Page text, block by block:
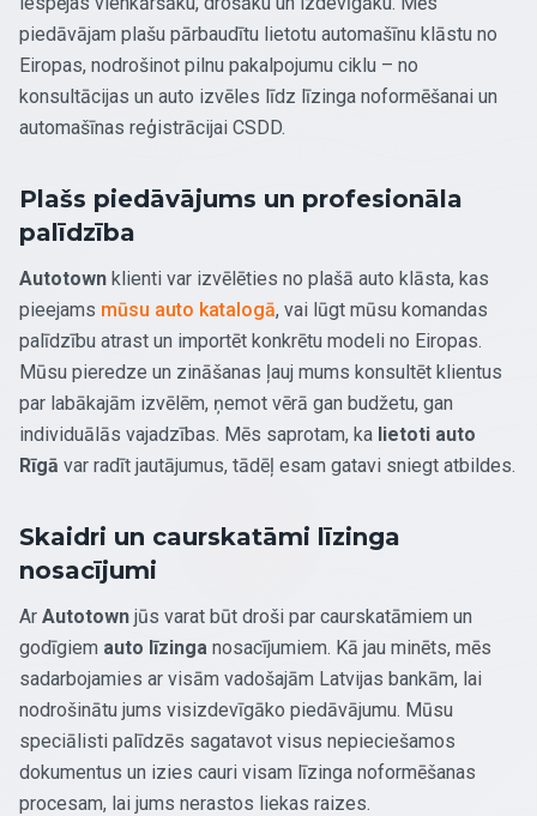
piedāvājam plašu pārbaudītu lietotu automašīnu klāstu no
Eiropas, nodrošinot pilnu pakalpojumu ciklu – no
konsultācijas un auto izvēles līdz līzinga noformēšanai un
automašīnas reģistrācijai CSDD.
Plašs piedāvājums un profesionāla
palīdzība
Autotown klienti var izvēlēties no plašā auto klāsta, kas
pieejams mūsu auto katalogā, vai lūgt mūsu komandas
palīdzību atrast un importēt konkrētu modeli no Eiropas.
Mūsu pieredze un zināšanas ļauj mums konsultēt klientus
par labākajām izvēlēm, ņemot vērā gan budžetu, gan
individuālās vajadzības. Mēs saprotam, ka lietoti auto
Rīgā var radīt jautājumus, tādēļ esam gatavi sniegt atbildes.
Skaidri un caurskatāmi līzinga
nosacījumi
Ar Autotown jūs varat būt droši par caurskatāmiem un
godīgiem auto līzinga nosacījumiem. Kā jau minēts, mēs
sadarbojamies ar visām vadošajām Latvijas bankām, lai
nodrošinātu jums visizdevīgāko piedāvājumu. Mūsu
speciālisti palīdzēs sagatavot visus nepieciešamos
dokumentus un izies cauri visam līzinga noformēšanas
procesam, lai jums nerastos liekas raizes.